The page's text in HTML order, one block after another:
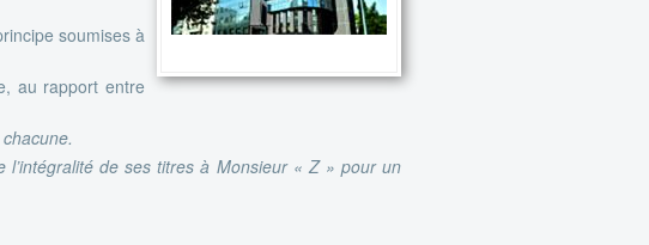
soumises à
au rapport entre
de ses titres à Monsieur « Z » pour un